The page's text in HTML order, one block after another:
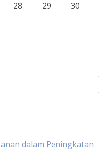
28 29
30
dalam Peningkatan